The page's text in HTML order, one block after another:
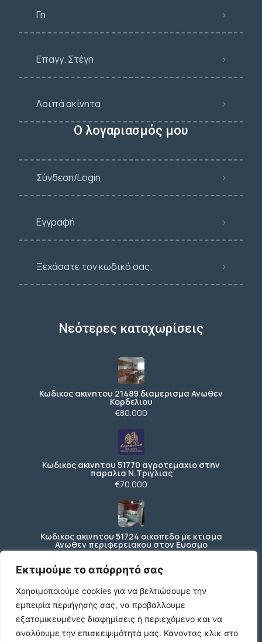
Εκτιμούμε το απόρρητό σας
Χρησιμοποιούμε cookies για να βελτιώσουμε την
εμπειρία περιήγησής σας, να προβάλλουμε
εξατομικευμένες διαφημίσεις ή περιεχόμενο και να
αναλύουμε την επισκεψιμότητά μας. Κάνοντας κλικ στο
Γη
Επαγγ. Στέγη
Λοιπά ακίνητα
Ο λογαριασμός μου
Σύνδεση/Login
Εγγραφή
Ξεχάσατε τον κωδικό σας;
Νεότερες καταχωρίσεις
Κωδικος ακινητου 21489 διαμερισμα Ανωθεν
Κορδελιου
€80.000
Κωδικος ακινητου 51770 αγροτεμαχιο στην
παραλια Ν.Τριγλιας
€70.000
Κωδικος ακινητου 51724 οικοπεδο με κτισμα
Ανωθεν περιφερειακου στον Ευοσμο
Ενοικιάζεται ισόγειο κατάστημα 200 τ.μ. με
197 τ.μ. εξωτερικό χώρο ΚΩΔ4270
€3.000 /μήνα